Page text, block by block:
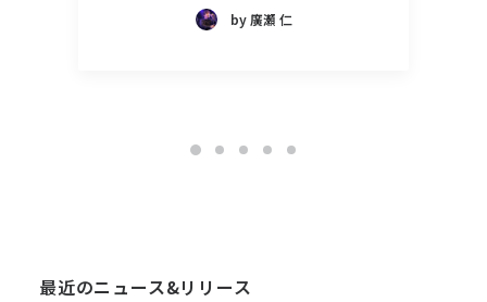
by 廣瀬 仁
最近のニュース&リリース